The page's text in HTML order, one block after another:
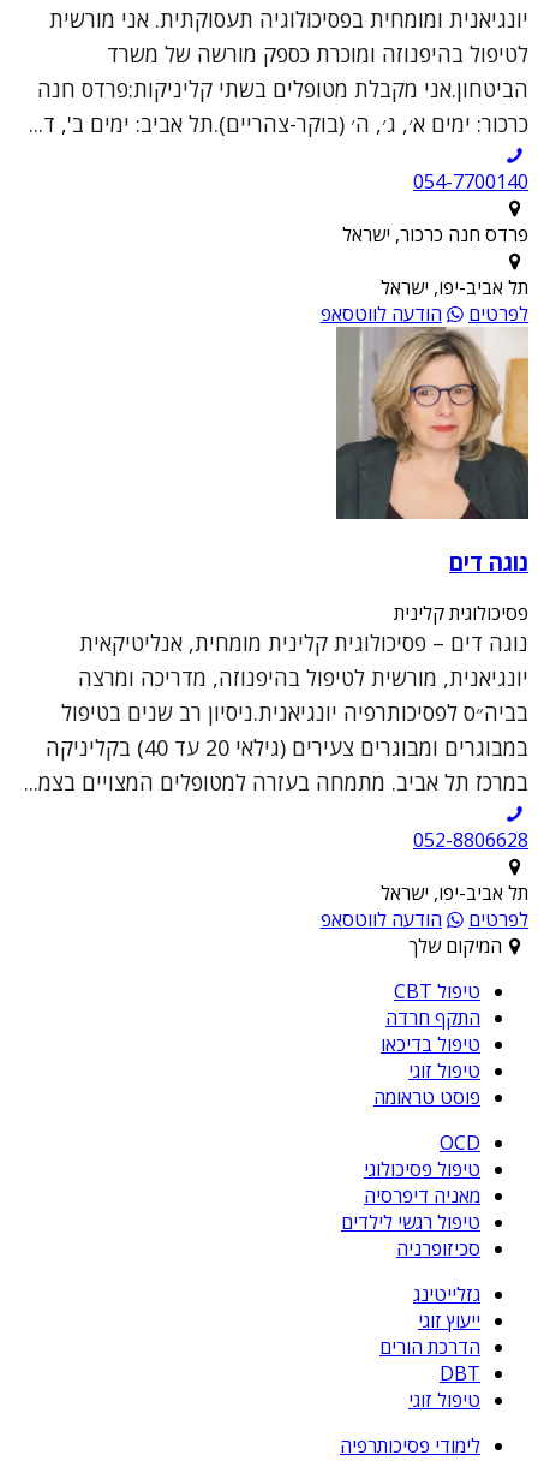
יונגיאנית ומומחית בפסיכולוגיה תעסוקתית. אני מורשית
לטיפול בהיפנוזה ומוכרת כספק מורשה של משרד
הביטחון.אני מקבלת מטופלים בשתי קליניקות:פרדס חנה
כרכור: ימים א׳, ג׳, ה׳ (בוקר-צהריים).תל אביב: ימים ב', ד...
054-7700140
פרדס חנה כרכור, ישראל
תל אביב-יפו, ישראל
לפרטים
הודעה לווטסאפ
נוגה דים
פסיכולוגית קלינית
נוגה דים – פסיכולוגית קלינית מומחית, אנליטיקאית
יונגיאנית, מורשית לטיפול בהיפנוזה, מדריכה ומרצה
בביה״ס לפסיכותרפיה יונגיאנית.ניסיון רב שנים בטיפול
במבוגרים ומבוגרים צעירים (גילאי 20 עד 40) בקליניקה
במרכז תל אביב. מתמחה בעזרה למטופלים המצויים בצמ...
052-8806628
תל אביב-יפו, ישראל
לפרטים
הודעה לווטסאפ
המיקום שלך
טיפול CBT
התקף חרדה
טיפול בדיכאו
טיפול זוגי
פוסט טראומה
OCD
טיפול פסיכולוגי
מאניה דיפרסיה
טיפול רגשי לילדים
סכיזופרניה
גזלייטינג
ייעוץ זוגי
הדרכת הורים
DBT
טיפול זוגי
לימודי פסיכותרפיה